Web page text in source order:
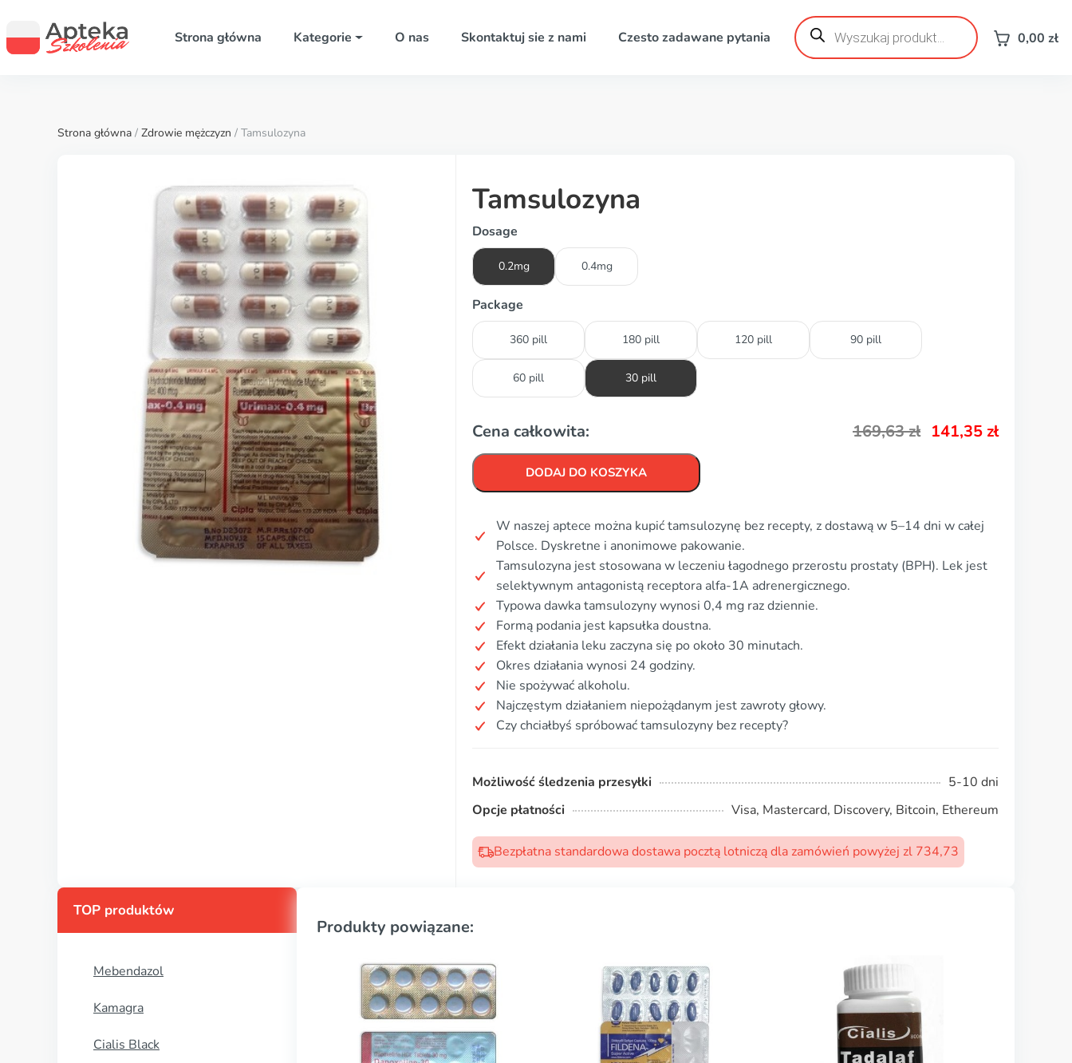
Strona główna Kategorie O nas Skontaktuj sie z nami Czesto zadawane pytania
Wyszukiwarka
produktów 0,00 zł
Strona główna / Zdrowie mężczyzn / Tamsulozyna
Tamsulozyna
Dosage
0.2mg 0.4mg
Package
360 pill 180 pill 120 pill 90 pill
60 pill 30 pill
Cena całkowita: 169,63zł 141,35 zł
DODAJ DO KOSZYKA
W naszej aptece można kupić tamsulozynę bez recepty, z dostawą w 5–14 dni w całej
Polsce. Dyskretne i anonimowe pakowanie.
Tamsulozyna jest stosowana w leczeniu łagodnego przerostu prostaty (BPH). Lek jest
selektywnym antagonistą receptora alfa-1A adrenergicznego.
Typowa dawka tamsulozyny wynosi 0,4 mg raz dziennie.
Formą podania jest kapsułka doustna.
Efekt działania leku zaczyna się po około 30 minutach.
Okres działania wynosi 24 godziny.
Nie spożywać alkoholu.
Najczęstym działaniem niepożądanym jest zawroty głowy.
Czy chciałbyś spróbować tamsulozyny bez recepty?
Możliwość śledzenia przesyłki
5-10 dni
Opcje płatności
Visa, Mastercard, Discovery, Bitcoin, Ethereum
Bezpłatna standardowa dostawa pocztą lotniczą dla zamówień powyżej zl 734,73
TOP produktów
Mebendazol
Kamagra
Cialis Black
Produkty powiązane: